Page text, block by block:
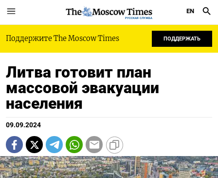
РУССКАЯ СЛУЖБА
EN
Поддержите The Moscow Times ПОДДЕРЖАТЬ
Литва готовит план
массовой эвакуации
населения
09.09.2024